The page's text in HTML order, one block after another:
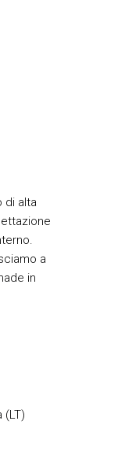
di alta
a
in
(LT)